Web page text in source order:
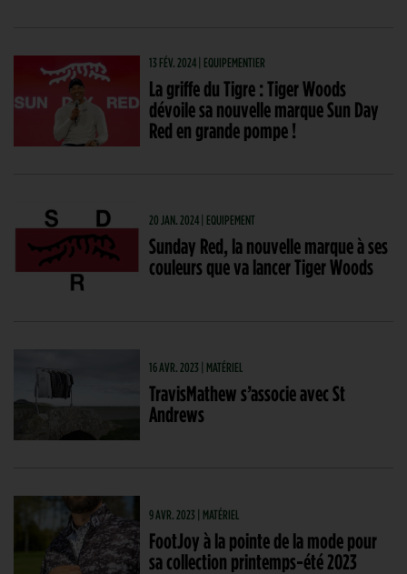
13 FÉV. 2024 | EQUIPEMENTIER
La griffe du Tigre : Tiger Woods
dévoile sa nouvelle marque Sun Day
Red en grande pompe !
20 JAN. 2024 | EQUIPEMENT
Sunday Red, la nouvelle marque à ses
couleurs que va lancer Tiger Woods
16 AVR. 2023 | MATÉRIEL
TravisMathew s’associe avec St
Andrews
9 AVR. 2023 | MATÉRIEL
FootJoy à la pointe de la mode pour
sa collection printemps-été 2023